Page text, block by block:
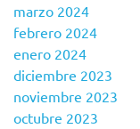
marzo 2024
febrero 2024
enero 2024
diciembre 2023
noviembre 2023
octubre 2023